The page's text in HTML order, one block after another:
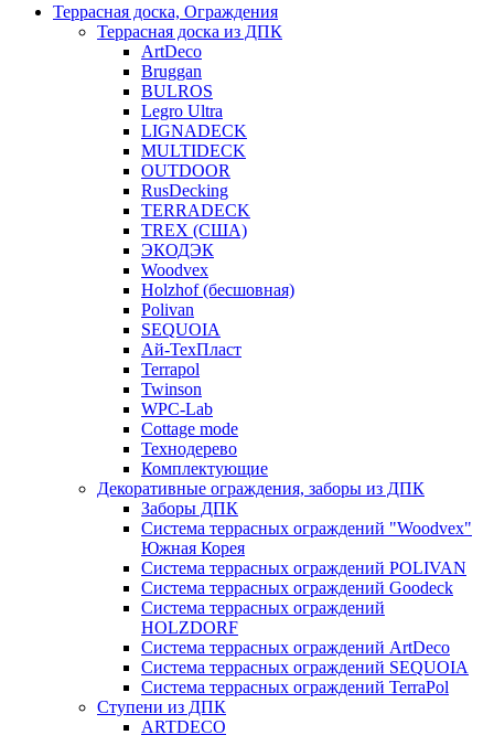
Террасная доска, Ограждения
Террасная доска из ДПК
ArtDeco
Bruggan
BULROS
Legro Ultra
LIGNADECK
MULTIDECK
OUTDOOR
RusDecking
TERRADECK
TREX (США)
ЭКОДЭК
Woodvex
Holzhof (бесшовная)
Polivan
SEQUOIA
Ай-ТехПласт
Terrapol
Twinson
WPC-Lab
Cottage mode
Технодерево
Комплектующие
Декоративные ограждения, заборы из ДПК
Заборы ДПК
Система террасных ограждений "Woodvex"
Южная Корея
Система террасных ограждений POLIVAN
Система террасных ограждений Goodeck
Система террасных ограждений
HOLZDORF
Система террасных ограждений ArtDeco
Система террасных ограждений SEQUOIA
Система террасных ограждений TerraPol
Ступени из ДПК
ARTDECO